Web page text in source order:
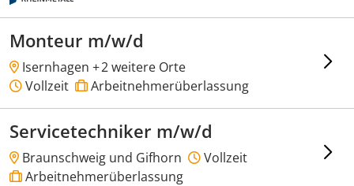
Monteur m/w/d
Isernhagen +2 weitere Orte
Vollzeit
Arbeitnehmerüberlassung
Servicetechniker m/w/d
Braunschweig und Gifhorn
Vollzeit
Arbeitnehmerüberlassung